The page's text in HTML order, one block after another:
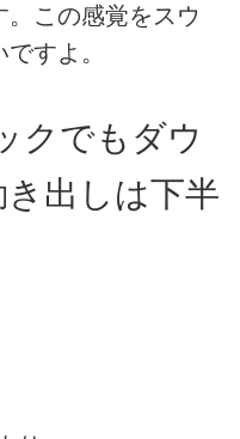
この感覚をスウ
すよ。
クでもダウ
出しは下半